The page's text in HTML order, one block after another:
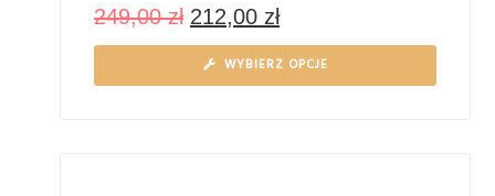
249,00zł 212,00 zł
WYBIERZ OPCJE